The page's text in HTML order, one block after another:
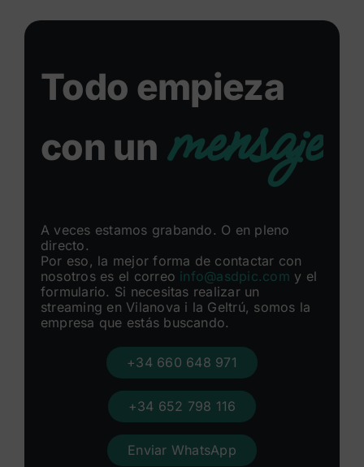
Todo empieza
con un mensaje
A veces estamos grabando. O en pleno
directo.
Por eso, la mejor forma de contactar con
nosotros es el correo info@asdpic.com y el
formulario. Si necesitas realizar un
streaming en Vilanova i la Geltrú, somos la
empresa que estás buscando.
+34 660 648 971
+34 652 798 116
Enviar WhatsApp